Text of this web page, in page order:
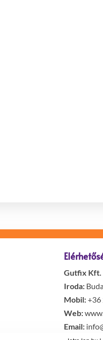
Gutfix Kft.
Iroda:
Mobil:+36
Web:
Email: